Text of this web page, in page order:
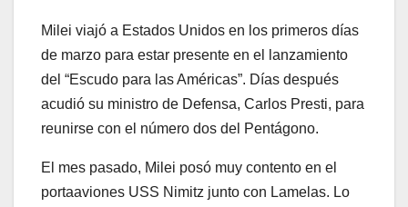
Milei viajó a Estados Unidos en los primeros días
de marzo para estar presente en el lanzamiento
del “Escudo para las Américas”. Días después
acudió su ministro de Defensa, Carlos Presti, para
reunirse con el número dos del Pentágono.
El mes pasado, Milei posó muy contento en el
portaaviones USS Nimitz junto con Lamelas. Lo